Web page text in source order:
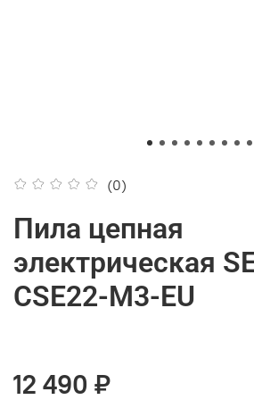
(0)
Пила цепная
электрическая
CSE22-M3-EU
12 490 ₽